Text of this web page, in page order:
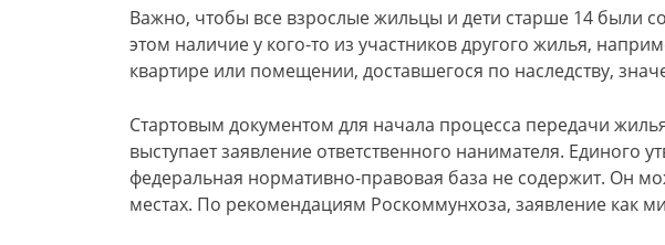
Важно, чтобы все взрослые жильцы и дети старше 14 были
этом наличие у кого-то из участников другого жилья,
квартире или помещении, доставшегося по наследству,
Стартовым документом для начала процесса передачи
выступает заявление ответственного нанимателя. Единого
федеральная нормативно-правовая база не содержит. Он
местах. По рекомендациям Роскоммунхоза, заявление как